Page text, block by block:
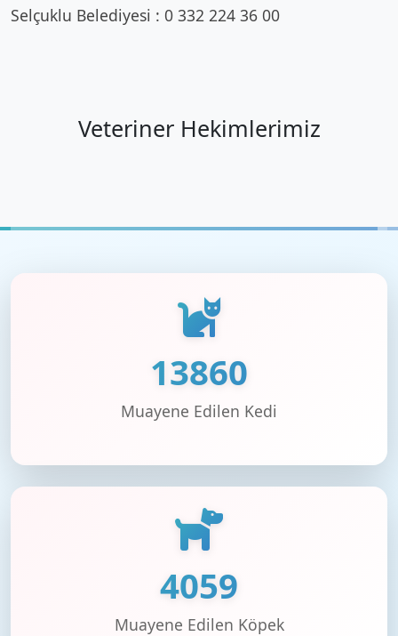
Selçuklu Belediyesi : 0 332 224 36 00
Veteriner Hekimlerimiz
13.934
Muayene Edilen Kedi
4.034
Muayene Edilen Köpek